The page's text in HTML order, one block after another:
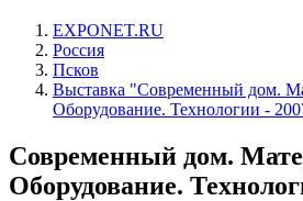
EXPONET.RU
Россия
Псков
Выставка "Современный дом.
Оборудование. Технологии -
Современный дом.
Оборудование.